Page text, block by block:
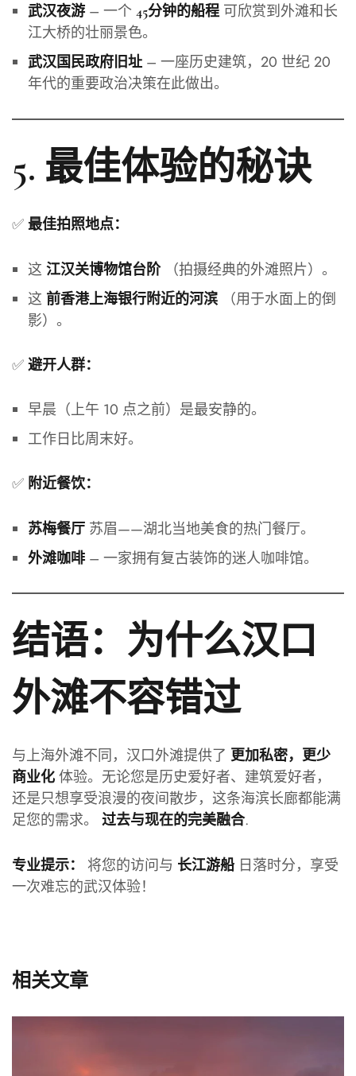
武汉夜游– 一个 45分钟的船程可欣赏到外滩和长
江大桥的壮丽景色。
武汉国民政府旧址– 一座历史建筑，20 世纪 20
年代的重要政治决策在此做出。
5. 最佳体验的秘诀
✅ 最佳拍照地点：
这 江汉关博物馆台阶（拍摄经典的外滩照片）。
这 前香港上海银行附近的河滨（用于水面上的倒
影）。
✅ 避开人群：
早晨（上午 10 点之前）是最安静的。
工作日比周末好。
✅ 附近餐饮：
苏梅餐厅苏眉——湖北当地美食的热门餐厅。
外滩咖啡– 一家拥有复古装饰的迷人咖啡馆。
结语：为什么汉口
外滩不容错过
与上海外滩不同，汉口外滩提供了 更加私密，更少
商业化 体验。无论您是历史爱好者、建筑爱好者，
还是只想享受浪漫的夜间散步，这条海滨长廊都能满
足您的需求。 过去与现在的完美融合.
专业提示： 将您的访问与 长江游船 日落时分，享受
一次难忘的武汉体验！
相关文章